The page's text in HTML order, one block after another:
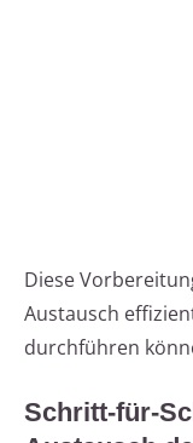
Diese
Austausch
durchführen
Schritt-für-